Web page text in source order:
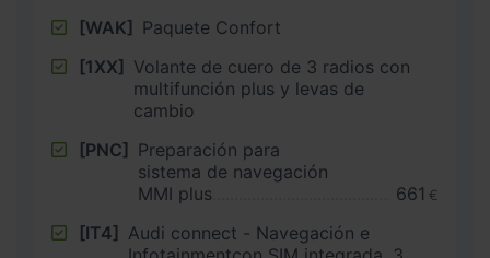
[WAK] Paquete Confort
[1XX] Volante de cuero de 3 radios con
multifunción plus y levas de
cambio
[PNC] Preparación para
sistema de navegación
MMI plus
661 €
[IT4] Audi connect - Navegación e